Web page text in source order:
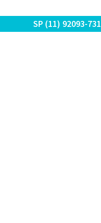
SP (11) 92093-